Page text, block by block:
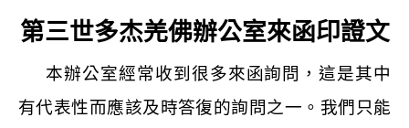
第三世多杰羌佛辦公室來函印證文
本辦公室經常收到很多來函詢問，這是其中
有代表性而應該及時答復的詢問之一。我們只能